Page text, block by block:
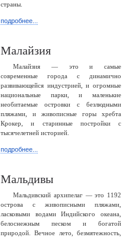
страны.
подробнее...
Малайзия
Малайзия — это и самые
современные города с динамично
развивающейся индустрией, и огромные
национальные парки, и маленькие
необитаемые островки с безлюдными
пляжами, и живописные горы хребта
Крокер, и старинные постройки с
тысячелетней историей.
подробнее...
Мальдивы
Мальдивский архипелаг — это 1192
острова с живописными пляжами,
ласковыми водами Индийского океана,
белоснежным песком и богатой
природой. Вечное лето, безмятежность,